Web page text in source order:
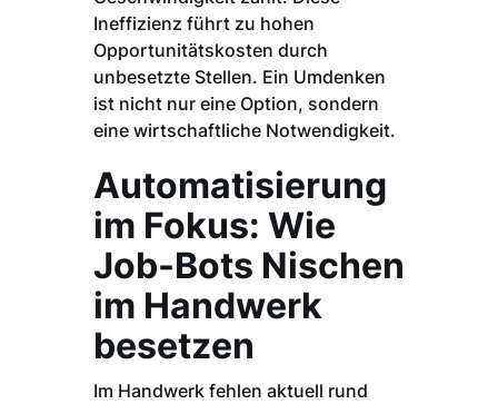
Ineffizienz führt zu hohen
Opportunitätskosten durch
unbesetzte Stellen. Ein Umdenken
ist nicht nur eine Option, sondern
eine wirtschaftliche Notwendigkeit.
Automatisierung
im Fokus: Wie
Job-Bots Nischen
im Handwerk
besetzen
Im Handwerk fehlen aktuell rund